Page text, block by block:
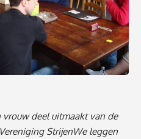
deel uitmaakt van de
StrijenWe leggen